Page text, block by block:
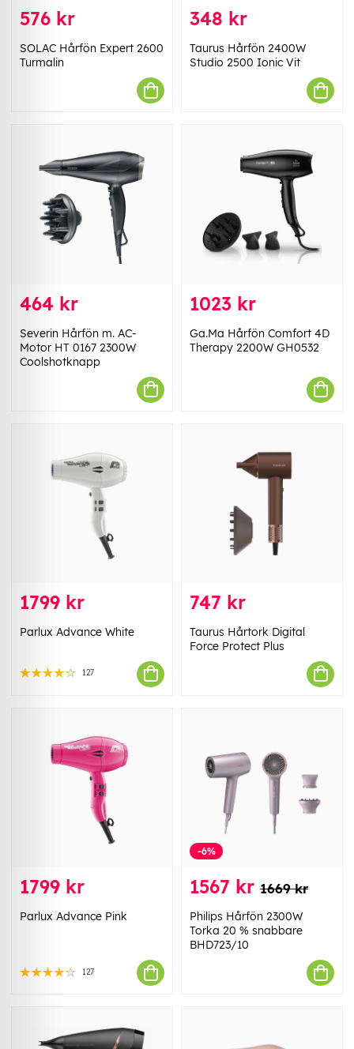
576 kr
SOLAC Hårfön Expert 2600
Turmalin
348 kr
Taurus Hårfön 2400W
Studio 2500 Ionic Vit
464 kr
Severin Hårfön m. AC-
Motor HT 0167 2300W
Coolshotknapp
1023 kr
Ga.Ma Hårfön Comfort 4D
Therapy 2200W GH0532
1799 kr
Parlux Advance White
127
747 kr
Taurus Hårtork Digital
Force Protect Plus
1799 kr
Parlux Advance Pink
127
-6%
1567 kr 1669 kr
Philips Hårfön 2300W
Torka 20 % snabbare
BHD723/10